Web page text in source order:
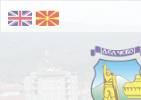
Skip To Content